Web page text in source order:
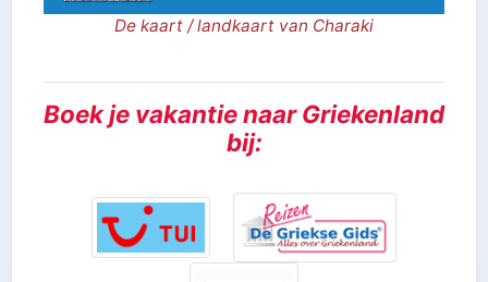
De kaart / landkaart van Charaki
Boek je vakantie naar Griekenland
bij: